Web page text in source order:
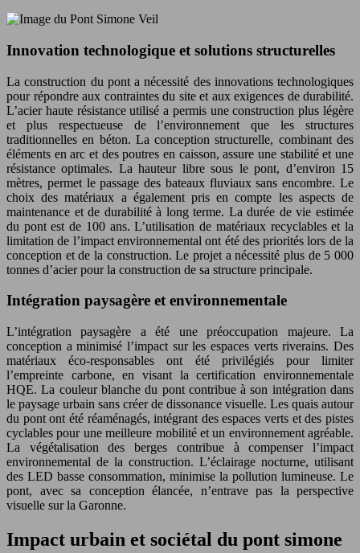
Innovation technologique et solutions structurelles
La construction du pont a nécessité des innovations technologiques
pour répondre aux contraintes du site et aux exigences de durabilité.
L’acier haute résistance utilisé a permis une construction plus légère
et plus respectueuse de l’environnement que les structures
traditionnelles en béton. La conception structurelle, combinant des
éléments en arc et des poutres en caisson, assure une stabilité et une
résistance optimales. La hauteur libre sous le pont, d’environ 15
mètres, permet le passage des bateaux fluviaux sans encombre. Le
choix des matériaux a également pris en compte les aspects de
maintenance et de durabilité à long terme. La durée de vie estimée
du pont est de 100 ans. L’utilisation de matériaux recyclables et la
limitation de l’impact environnemental ont été des priorités lors de la
conception et de la construction. Le projet a nécessité plus de 5 000
tonnes d’acier pour la construction de sa structure principale.
Intégration paysagère et environnementale
L’intégration paysagère a été une préoccupation majeure. La
conception a minimisé l’impact sur les espaces verts riverains. Des
matériaux éco-responsables ont été privilégiés pour limiter
l’empreinte carbone, en visant la certification environnementale
HQE. La couleur blanche du pont contribue à son intégration dans
le paysage urbain sans créer de dissonance visuelle. Les quais autour
du pont ont été réaménagés, intégrant des espaces verts et des pistes
cyclables pour une meilleure mobilité et un environnement agréable.
La végétalisation des berges contribue à compenser l’impact
environnemental de la construction. L’éclairage nocturne, utilisant
des LED basse consommation, minimise la pollution lumineuse. Le
pont, avec sa conception élancée, n’entrave pas la perspective
visuelle sur la Garonne.
Impact urbain et sociétal du pont simone